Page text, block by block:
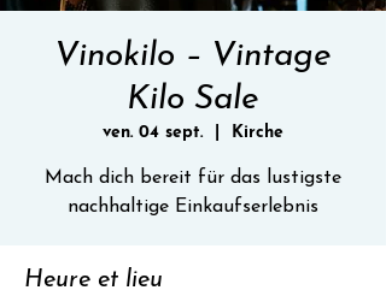
Vinokilo – Vintage
Kilo Sale
ven. 04 sept. Kirche
Mach dich bereit für das lustigste
nachhaltige Einkaufserlebnis
Heure et lieu